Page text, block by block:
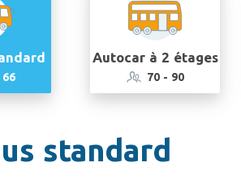
66
Autocar à 2 étages
70 - 90
standard